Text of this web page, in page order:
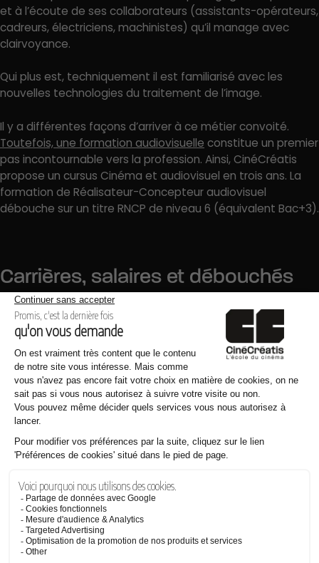
et à l’écoute de ses collaborateurs (assistants-opérateurs,
cadreurs, électriciens, machinistes) qu’il manage avec
clairvoyance.
Qui plus est, techniquement il est familiarisé avec les
nouvelles technologies du traitement de l’image.
Il y a différentes façons d’arriver à ce métier convoité.
Toutefois, une formation audiovisuelle constitue un premier
pas incontournable vers la profession. Ainsi, CinéCréatis
propose un cursus Cinéma et audiovisuel en trois ans. La
formation de Réalisateur-Concepteur audiovisuel
débouche sur un titre RNCP de niveau 6 (équivalent Bac+3).
Carrières, salaires et débouchés
Bien souvent, en début de carrière, il va d’abord
commencer comme stagiaire sur un tournage, puis
cadreur, deuxième assistant et premier assistant chef op
avant de pouvoir être lui-même en responsable des
lumières et de l’ambiance visuelle d’un film.
C’est un métier qui nécessite avant tout de l’expérience et
une société de production de cinéma, de télévision ou
publicitaire : il a généralement le statut d’intermittent du
spectacle ce qui suppose une certaine précarité, surtout
en début de carrière.